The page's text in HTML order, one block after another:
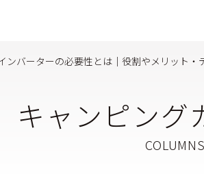
ンバーターの必要性とは│役割やメリット・
キャンピング